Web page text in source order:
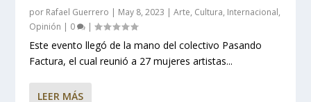
por Rafael Guerrero | May 8, 2023 |Arte, Cultura, Internacional,
Opinión | 0 |
Este evento llegó de la mano del colectivo Pasando
Factura, el cual reunió a 27 mujeres artistas...
LEER MÁS